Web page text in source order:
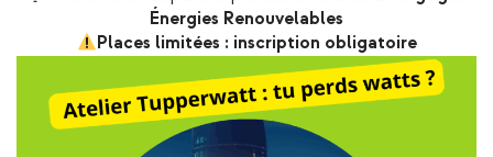
Énergies Renouvelables
Places limitées : inscription obligatoire